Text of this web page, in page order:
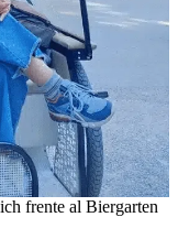
frente al Biergarten